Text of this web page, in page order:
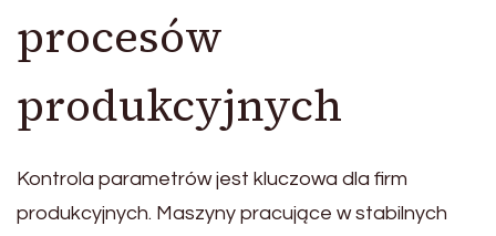
procesów
produkcyjnych
Kontrola parametrów jest kluczowa dla firm
produkcyjnych. Maszyny pracujące w stabilnych